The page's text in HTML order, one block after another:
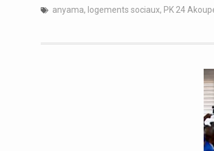
anyama, logements sociaux, PK 24